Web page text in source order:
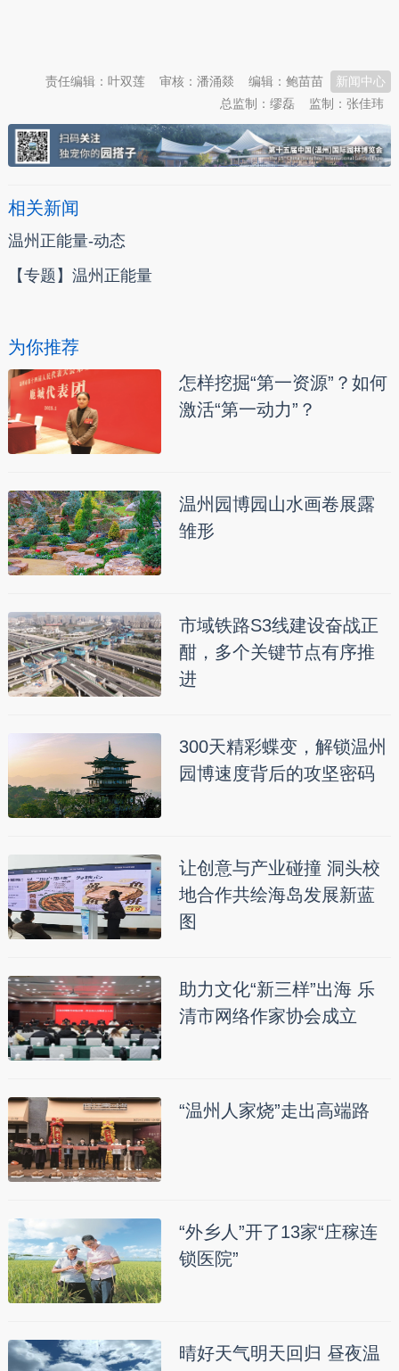
新闻中心
编辑：鲍苗苗
审核：潘涌燚
责任编辑：叶双莲
监制：张佳玮
总监制：缪磊
相关新闻
温州正能量-动态
【专题】温州正能量
为你推荐
怎样挖掘“第一资源”？如何
激活“第一动力”？
温州园博园山水画卷展露
雏形
市域铁路S3线建设奋战正
酣，多个关键节点有序推
进
300天精彩蝶变，解锁温州
园博速度背后的攻坚密码
让创意与产业碰撞 洞头校
地合作共绘海岛发展新蓝
图
助力文化“新三样”出海 乐
清市网络作家协会成立
“温州人家烧”走出高端路
“外乡人”开了13家“庄稼连
锁医院”
晴好天气明天回归 昼夜温